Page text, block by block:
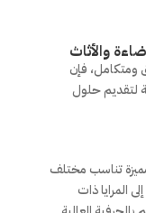
والأثاث
ومتكامل، فإن
لتقديم حلول
تناسب مختلف
المرايا ذات